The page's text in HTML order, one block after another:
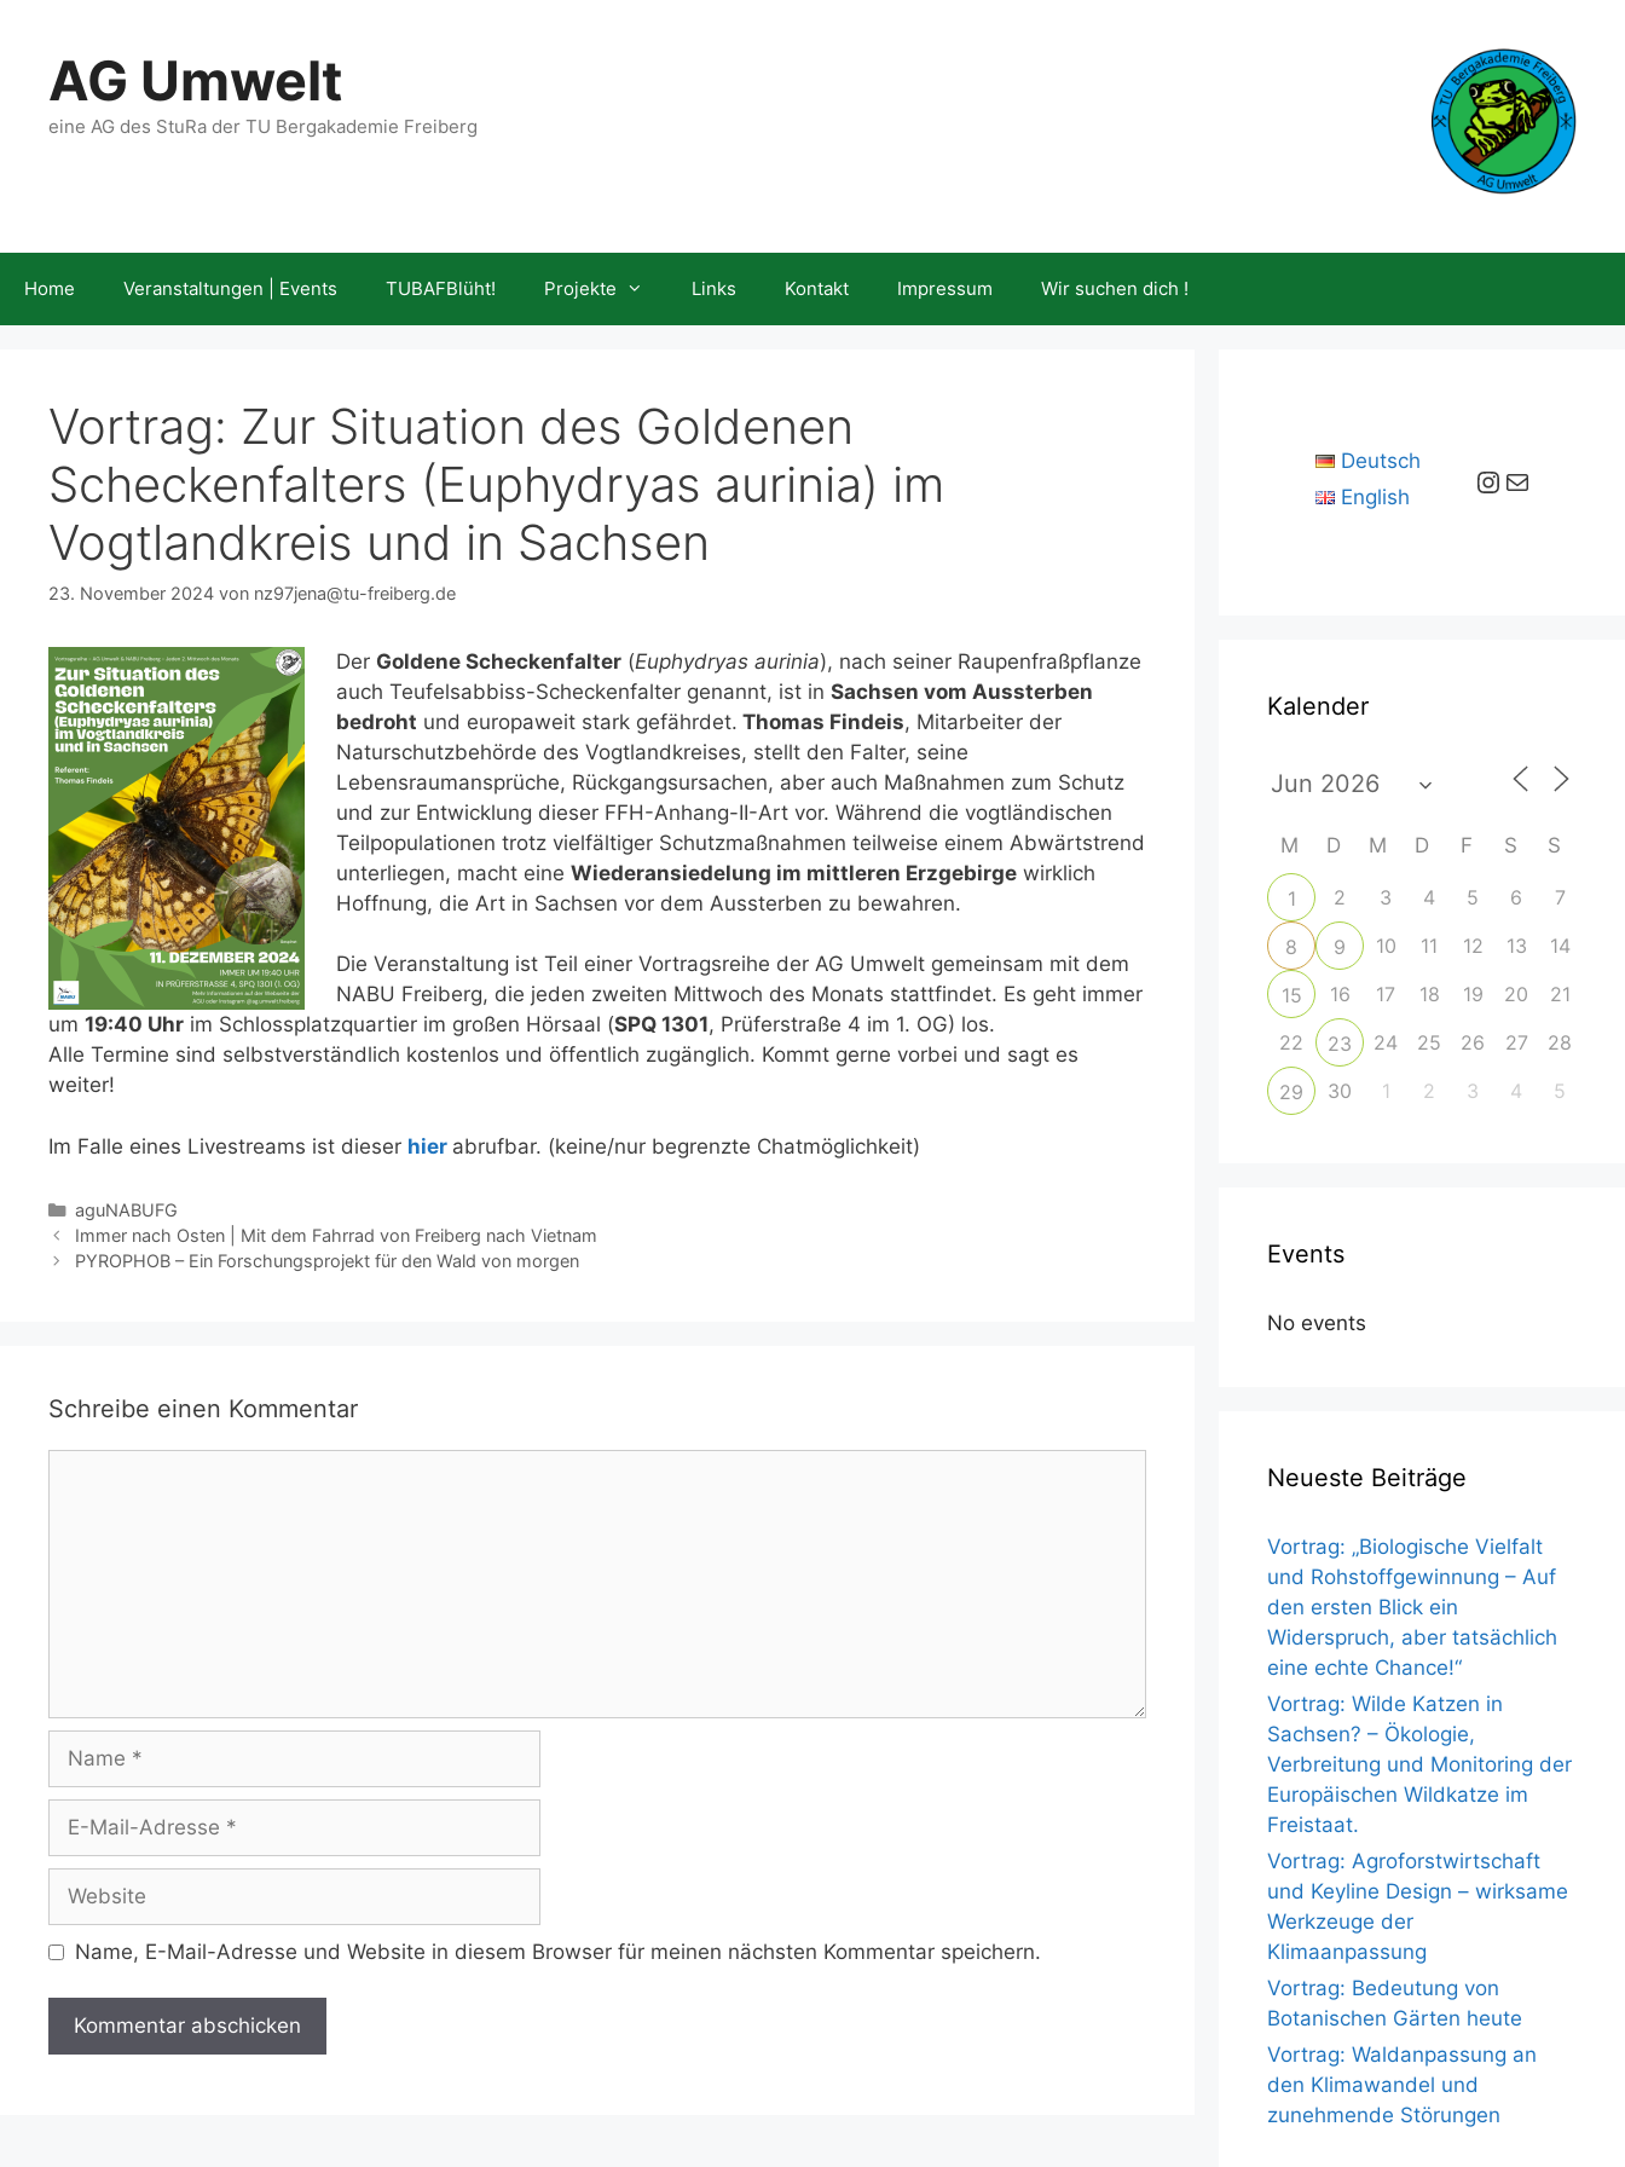
springenAG Umwelt
eine AG des StuRa der TU Bergakademie Freiberg
Home Veranstaltungen | Events TUBAFBlüht! Projekte Links Kontakt Impressum Wir suchen dich !
Vortrag: Zur Situation des Goldenen
Scheckenfalters (Euphydryas aurinia) im
Vogtlandkreis und in Sachsen
23. November 2024 von nz97jena@tu-freiberg.de
Der Goldene Scheckenfalter(Euphydryas aurinia), nach seiner Raupenfraßpflanze
auch Teufelsabbiss-Scheckenfalter genannt, ist in Sachsen vom Aussterben
bedroht und europaweit stark gefährdet. Thomas Findeis, Mitarbeiter der
Naturschutzbehörde des Vogtlandkreises, stellt den Falter, seine
Lebensraumansprüche, Rückgangsursachen, aber auch Maßnahmen zum Schutz
und zur Entwicklung dieser FFH-Anhang-II-Art vor. Während die vogtländischen
Teilpopulationen trotz vielfältiger Schutzmaßnahmen teilweise einem Abwärtstrend
unterliegen, macht eine Wiederansiedelung im mittleren Erzgebirgewirklich
Hoffnung, die Art in Sachsen vor dem Aussterben zu bewahren.
Die Veranstaltung ist Teil einer Vortragsreihe der AG Umwelt gemeinsam mit dem
NABU Freiberg, die jeden zweiten Mittwoch des Monats stattfindet. Es geht immer
um 19:40 Uhr im Schlossplatzquartier im großen Hörsaal (SPQ 1301, Prüferstraße 4 im 1. OG) los.
Alle Termine sind selbstverständlich kostenlos und öffentlich zugänglich. Kommt gerne vorbei und sagt es
weiter!
Im Falle eines Livestreams ist dieser hier abrufbar. (keine/nur begrenzte Chatmöglichkeit)
Kategorien
aguNABUFG
Immer nach Osten | Mit dem Fahrrad von Freiberg nach Vietnam
PYROPHOB – Ein Forschungsprojekt für den Wald von morgen
Schreibe einen Kommentar
Mail-
Adresse
Name, E-Mail-Adresse und Website in diesem Browser für meinen nächsten Kommentar speichern.
Deutsch
English
Instagram E-Mail
Kalender
M D M D F S S
1 2 3 4 5 6 7
8 9 10 11 12 13 14
15 16 17 18 19 20
21
22
23 24 25 26 27 28
29 30 1 2 3 4 5
Events
No events
Neueste Beiträge
Vortrag: „Biologische Vielfalt
und Rohstoffgewinnung – Auf
den ersten Blick ein
Widerspruch, aber tatsächlich
eine echte Chance!“
Vortrag: Wilde Katzen in
Sachsen? – Ökologie,
Verbreitung und Monitoring der
Europäischen Wildkatze im
Freistaat.
Vortrag: Agroforstwirtschaft
und Keyline Design – wirksame
Werkzeuge der
Klimaanpassung
Vortrag: Bedeutung von
Botanischen Gärten heute
Vortrag: Waldanpassung an
den Klimawandel und
zunehmende Störungen